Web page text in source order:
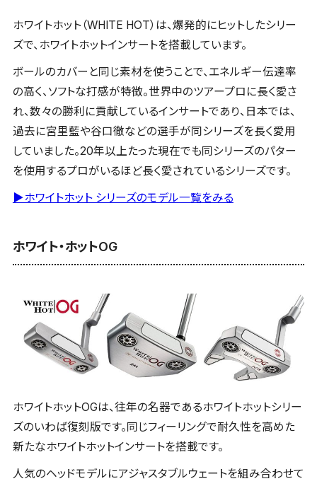
ホワイトホット（WHITE HOT）は、爆発的にヒットしたシリー
ズで、ホワイトホットインサートを搭載しています。
ボールのカバーと同じ素材を使うことで、エネルギー伝達率
の高く、ソフトな打感が特徴。世界中のツアープロに長く愛さ
れ、数々の勝利に貢献しているインサートであり、日本では、
過去に宮里藍や谷口徹などの選手が同シリーズを長く愛用
していました。20年以上たった現在でも同シリーズのパター
を使用するプロがいるほど長く愛されているシリーズです。
▶ホワイトホット シリーズのモデル一覧をみる
ホワイト・ホットOG
ホワイトホットOGは、往年の名器であるホワイトホットシリー
ズのいわば復刻版です。同じフィーリングで耐久性を高めた
新たなホワイトホットインサートを搭載です。
人気のヘッドモデルにアジャスタブルウェートを組み合わせて